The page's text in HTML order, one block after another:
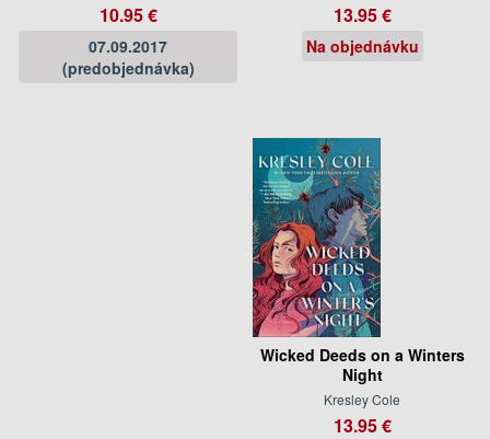
10.95 €
07.09.2017
(predobjednávka)
13.95 €
Na objednávku
Wicked Deeds on a Winters
Night
Kresley Cole
13.95 €